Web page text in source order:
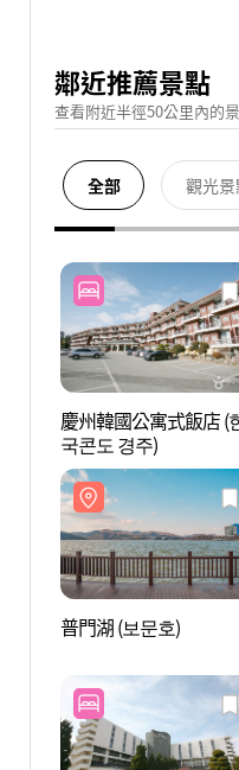
鄰近推薦景點
查看附近半徑50公里內的
全部 觀光
慶州韓國公寓式飯店 (
국콘도 경주)
普門湖 (보문호)